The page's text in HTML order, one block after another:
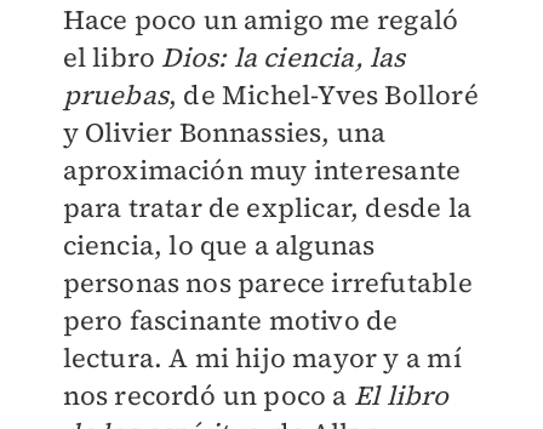
Hace poco un amigo me regaló
el libro Dios: la ciencia, las
pruebas, de Michel-Yves Bolloré
y Olivier Bonnassies, una
aproximación muy interesante
para tratar de explicar, desde la
ciencia, lo que a algunas
personas nos parece irrefutable
pero fascinante motivo de
lectura. A mi hijo mayor y a mí
nos recordó un poco a El libro